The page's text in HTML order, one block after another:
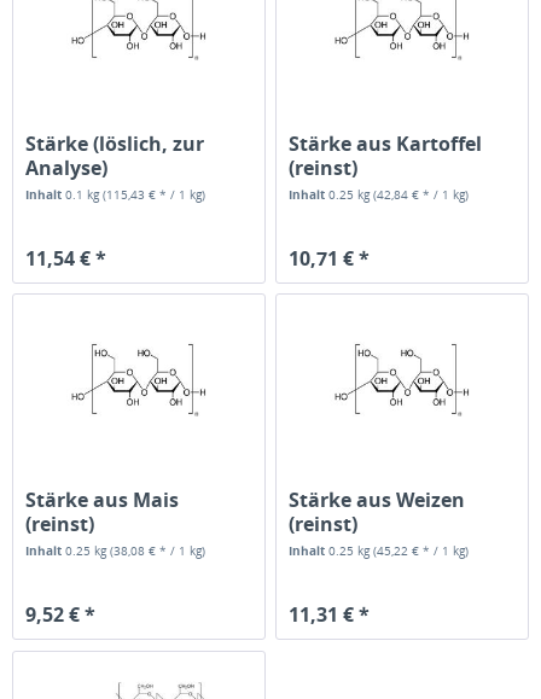
Stärke (löslich, zur
Analyse)
Inhalt0.1 kg(115,43 € * / 1 kg)
11,54 € *
Stärke aus Kartoffel
(reinst)
Inhalt0.25 kg(42,84 € * / 1 kg)
10,71 € *
Stärke aus Mais
(reinst)
Inhalt0.25 kg(38,08 € * / 1 kg)
9,52 € *
Stärke aus Weizen
(reinst)
Inhalt0.25 kg(45,22 € * / 1 kg)
11,31 € *